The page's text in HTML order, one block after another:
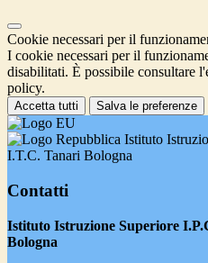
Cookie necessari per il
I cookie necessari per il
disabilitati. È possibile consultare
policy.
Accetta tutti Salva le preferenze
Istituto
I.T.C. Tanari Bologna
Contatti
Istituto Istruzione Superiore
Bologna